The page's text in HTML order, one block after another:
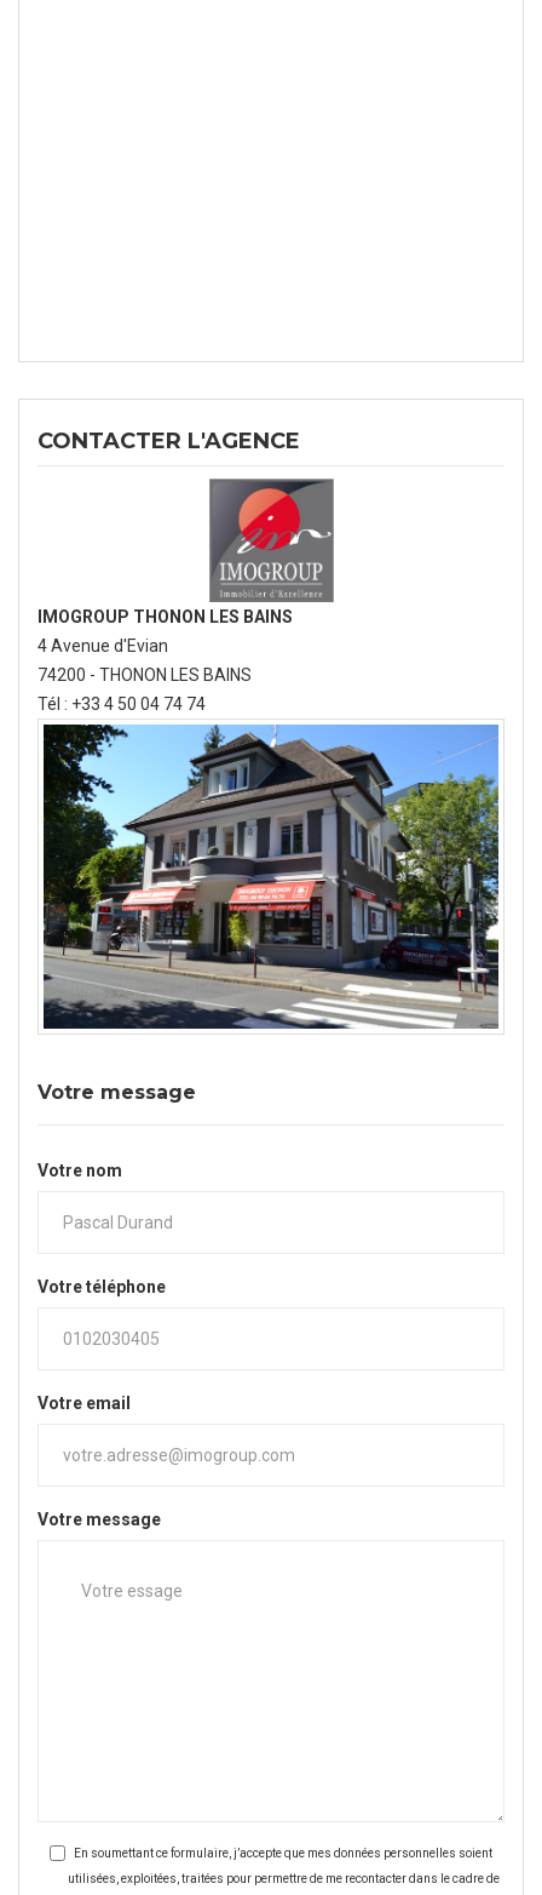
CONTACTER L'AGENCE
IMOGROUP THONON LES BAINS
4 Avenue d'Evian
74200 - THONON LES BAINS
Tél : +33 4 50 04 74 74
Votre message
Votre nom
Votre téléphone
Votre email
Votre message
En soumettant ce formulaire, j’accepte que mes données personnelles soient
utilisées, exploitées, traitées pour permettre de me recontacter dans le cadre de